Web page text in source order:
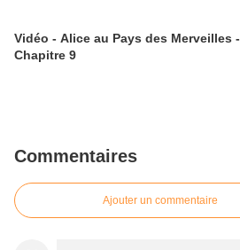
Vidéo - Alice au Pays des Merveilles -
Chapitre 9
Commentaires
Ajouter un commentaire